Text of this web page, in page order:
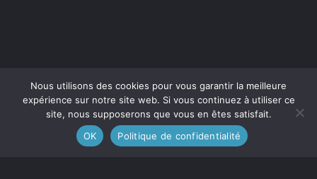
Nous utilisons des cookies pour vous garantir la meilleure
expérience sur notre site web. Si vous continuez à utiliser ce
site, nous supposerons que vous en êtes satisfait.
OK
Politique de confidentialité